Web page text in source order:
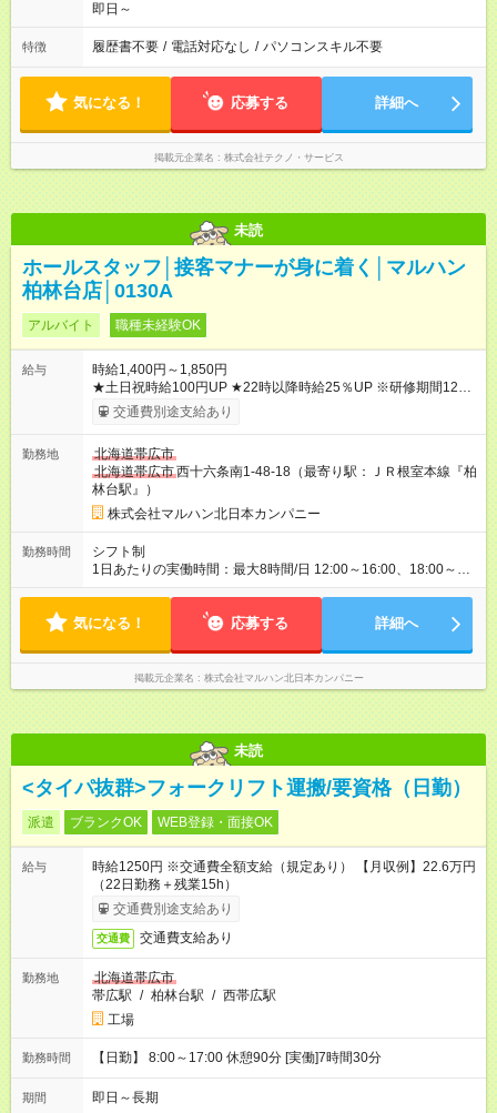
即日～
特徴 履歴書不要 / 電話対応なし / パソコンスキル不要
気になる！ 応募する 詳細へ
掲載元企業名 株式会社テクノ・サービス
未読
ホールスタッフ│接客マナーが身に着く│マルハン
柏林台店│0130A
アルバイト 職種未経験OK
給与
時給1,400円～1,850円
★土日祝時給100円UP ★22時以降時給25％UP ※研修期間125時
間(最大250時間)までは、時給1300円 【試用期間】試用期間な
交通費別途支給あり
勤務地
北海道帯広市
北海道帯広市西十六条南1-48-18（最寄り駅：ＪＲ根室本線『柏
林台駅』）
株式会社マルハン北日本カンパニー
勤務時間
シフト制
1日あたりの実働時間：最大8時間/日 12:00～16:00、18:00～
22:00、8:00～17:00、16:00～24:00 実働1日4時間 ・最低勤務
日勤務できる方歓迎
気になる！ 応募する 詳細へ
掲載元企業名 株式会社マルハン北日本カンパニー
未読
<タイパ抜群>フォークリフト運搬/要資格（日勤）
派遣 ブランクOK WEB登録・面接OK
給与
時給1250円 ※交通費全額支給（規定あり） 【月収例】22.6万円
（22日勤務＋残業15h）
交通費別途支給あり
交通費 交通費支給あり
勤務地
北海道帯広市
帯広駅 / 柏林台駅 / 西帯広駅
工場
勤務時間 【日勤】 8:00～17:00 休憩90分 [実働]7時間30分
期間 即日～長期